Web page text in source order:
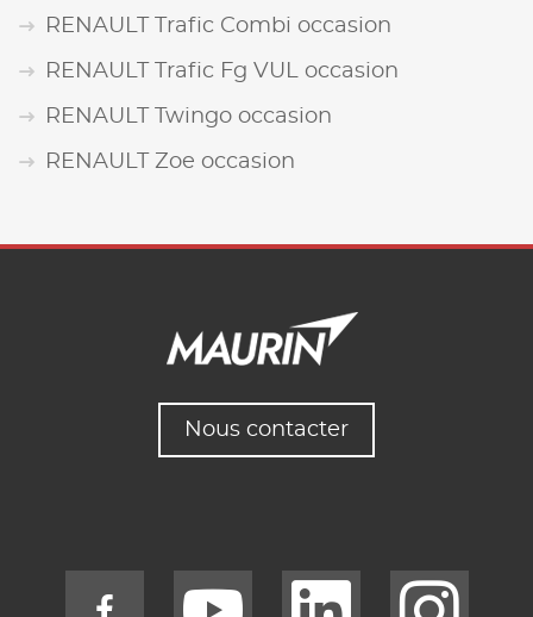
RENAULT Trafic Combi occasion
RENAULT Trafic Fg VUL occasion
RENAULT Twingo occasion
RENAULT Zoe occasion
Nous contacter